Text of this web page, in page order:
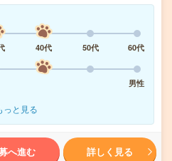
40代 50代
60代
男性
っと見る
へ進む 詳しく見る